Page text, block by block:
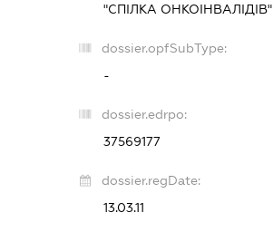
"СПІЛКА ОНКОІНВАЛІДІВ"
dossier.opfSubType:
-
dossier.edrpo:
37569177
dossier.regDate:
13.03.11